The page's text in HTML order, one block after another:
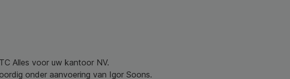
Alles voor uw kantoor NV.
onder aanvoering van Igor Soons.